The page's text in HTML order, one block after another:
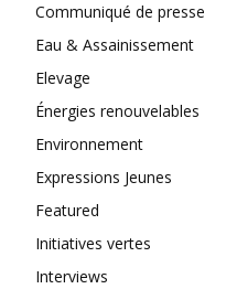
Communiqué de presse
Eau & Assainissement
Elevage
Énergies renouvelables
Environnement
Expressions Jeunes
Featured
Initiatives vertes
Interviews